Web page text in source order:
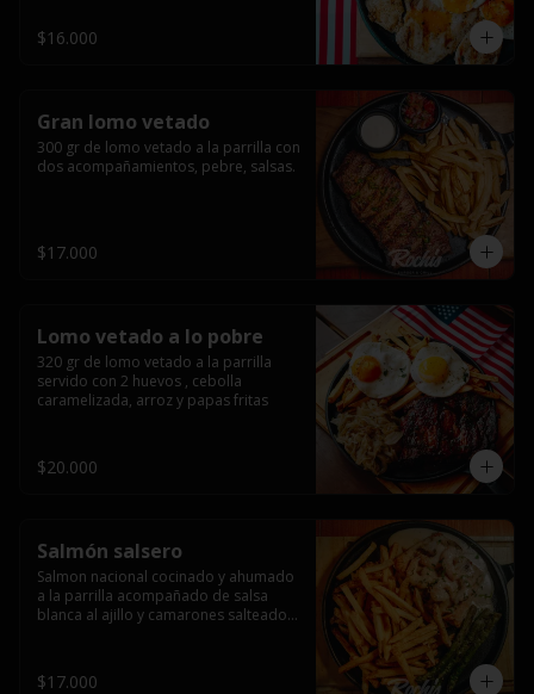
$16.000
Gran lomo vetado
300 gr de lomo vetado a la parrilla con
dos acompañamientos, pebre, salsas.
$17.000
Lomo vetado a lo pobre
320 gr de lomo vetado a la parrilla
servido con 2 huevos , cebolla
caramelizada, arroz y papas fritas
$20.000
Salmón salsero
Salmon nacional cocinado y ahumado
a la parrilla acompañado de salsa
blanca al ajillo y camarones salteados,
$17.000